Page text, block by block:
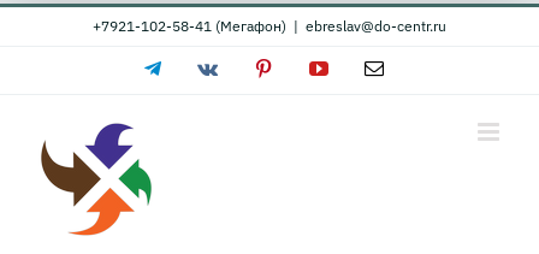
Skip
+7921-102-58-41 (Мегафон) | ebreslav@do-centr.ru
TelegramVk PinterestYouTubeEmail